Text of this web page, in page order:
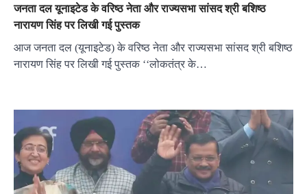
जनता दल यूनाइटेड के वरिष्ठ नेता और राज्यसभा सांसद श्री बशिष्ठ
नारायण सिंह पर लिखी गई पुस्तक
आज जनता दल (यूनाइटेड) के वरिष्ठ नेता और राज्यसभा सांसद श्री बशिष्ठ
नारायण सिंह पर लिखी गई पुस्तक ‘‘लोकतंत्र के…